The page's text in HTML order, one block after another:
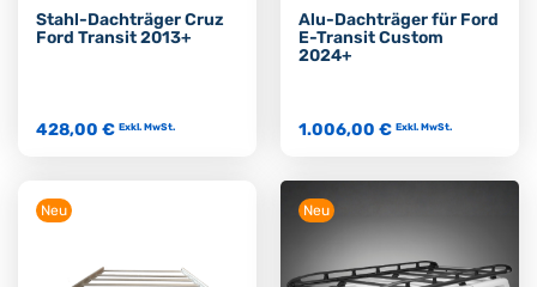
Stahl-Dachträger Cruz
Ford Transit 2013+
428,00 € Exkl. MwSt.
Alu-Dachträger für Ford
E-Transit Custom
2024+
1.006,00 € Exkl. MwSt.
Neu Neu